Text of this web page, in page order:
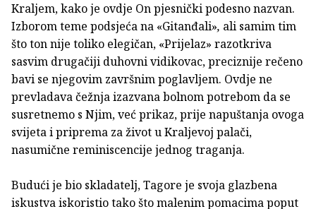
Kraljem, kako je ovdje On pjesnički podesno nazvan.
Izborom teme podsjeća na «Gitanđali», ali samim tim
što ton nije toliko elegičan, «Prijelaz» razotkriva
sasvim drugačiji duhovni vidikovac, preciznije rečeno
bavi se njegovim završnim poglavljem. Ovdje ne
prevladava čežnja izazvana bolnom potrebom da se
susretnemo s Njim, već prikaz, prije napuštanja ovoga
svijeta i priprema za život u Kraljevoj palači,
nasumične reminiscencije jednog traganja.
Budući je bio skladatelj, Tagore je svoja glazbena
iskustva iskoristio tako što malenim pomacima poput